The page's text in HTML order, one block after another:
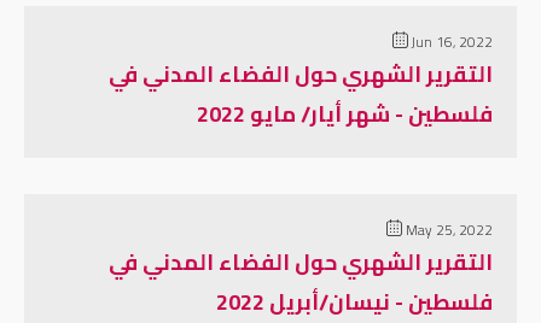
Jun 16, 2022
التقرير الشهري حول الفضاء المدني في
فلسطين - شهر أيار/ مايو 2022
May 25, 2022
التقرير الشهري حول الفضاء المدني في
فلسطين - نيسان/أبريل 2022